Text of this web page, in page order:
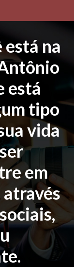
está na
está
tipo
vida
em